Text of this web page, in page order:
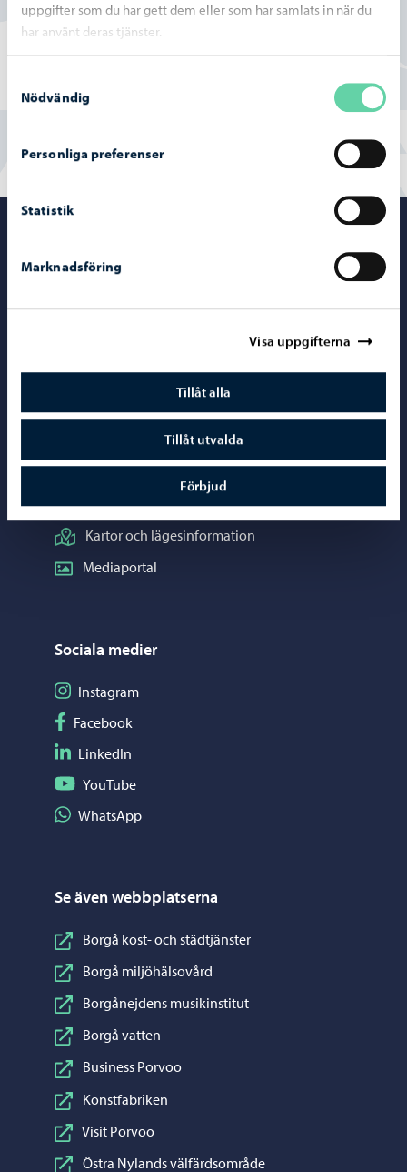
uppgifter som du har gett dem eller som har samlats in när du
har använt deras tjänster.
Nödvändig
Personliga preferenser
Statistik
Marknadsföring
Visa uppgifterna
Tillåt alla
Tillåt utvalda
Förbjud
Ja
Borgåinfo
Kontaktuppgifter
Elektroniska tjänster (ePorvoo)
Nätbutik
Kartor och lägesinformation
Mediaportal
Sociala medier
Följ på Instagram
Instagram
Följ på Facebook
Facebook
Följ på LinkedIn
LinkedIn
Följ på YouTube
YouTube
Dela på WhatsApp
WhatsApp
Se även webbplatserna
Borgå kost- och städtjänster
Borgå miljöhälsovård
Borgånejdens musikinstitut
Borgå vatten
Business Porvoo
Konstfabriken
Visit Porvoo
Östra Nylands välfärdsområde